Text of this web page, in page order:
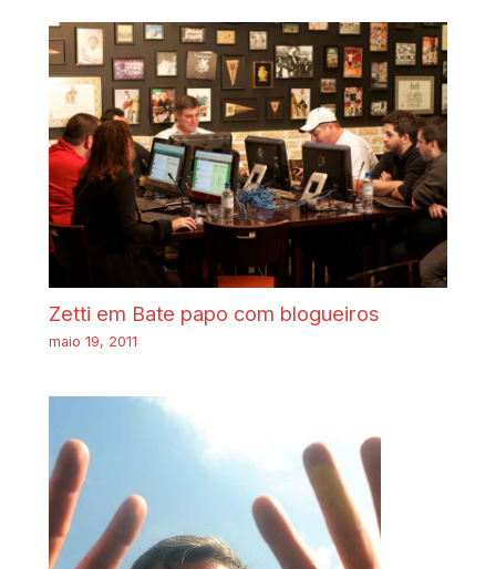
Zetti em Bate papo com blogueiros
maio 19, 2011